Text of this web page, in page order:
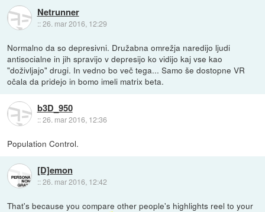
Netrunner
::26. mar 2016, 12:29
Normalno da so depresivni. Družabna omrežja naredijo ljudi
antisocialne in jih spravijo v depresijo ko vidijo kaj vse kao
"doživljajo" drugi. In vedno bo več tega... Samo še dostopne VR
očala da pridejo in bomo imeli matrix beta.
b3D_950
::26. mar 2016, 12:36
Population Control.
[D]emon
::26. mar 2016, 12:42
That's because you compare other people's highlights reel to your